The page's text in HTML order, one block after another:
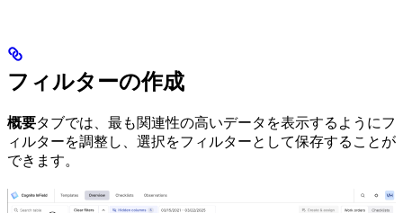
フィルターの作成
概要タブでは、最も関連性の高いデータを表示するようにフ
ィルターを調整し、選択をフィルターとして保存することが
できます。